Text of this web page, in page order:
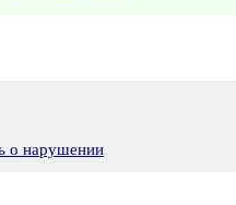
о нарушении